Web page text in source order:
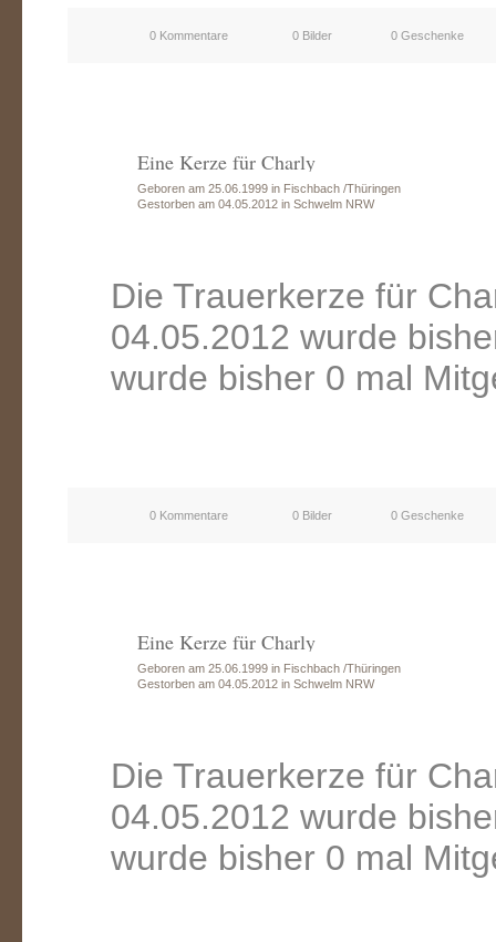
0 Kommentare 0 Bilder 0 Geschenke
Eine Kerze für Charly
Geboren am 25.06.1999 in Fischbach /Thüringen
Gestorben am 04.05.2012 in Schwelm NRW
Die Trauerkerze für
04.05.2012 wurde
wurde bisher 0 mal
0 Kommentare 0 Bilder 0 Geschenke
Eine Kerze für Charly
Geboren am 25.06.1999 in Fischbach /Thüringen
Gestorben am 04.05.2012 in Schwelm NRW
Die Trauerkerze für
04.05.2012 wurde
wurde bisher 0 mal